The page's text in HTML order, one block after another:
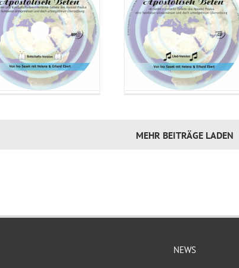
32. 31_Das Geheimnis Gottes_CD2
33. 32_Das Geheimnis Gottes_CD2
MEHR BEITRÄGE LADEN
NEWS